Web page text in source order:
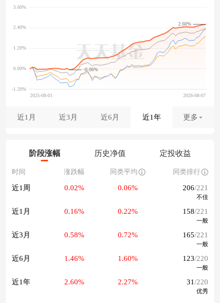
-0.06%
2.60%
近1月 近3月 近6月 近1年 更多
阶段涨幅 历史净值 定投收益
时间 涨跌幅 同类平均 同类排行
近1周 0.02% 0.06% 206/221
不佳
近1月 0.16% 0.22% 158/221
一般
近3月 0.58% 0.72% 165/221
一般
近6月 1.46% 1.60% 123/220
一般
近1年 2.60% 2.27% 31/220
优秀